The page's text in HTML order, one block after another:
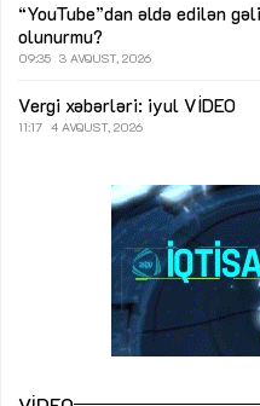
“YouTube”dan əldə edilən
olunurmu?
09:35 3 AVQUST, 2026
Vergi xəbərləri: iyul VİDEO
11:17 4 AVQUST, 2026